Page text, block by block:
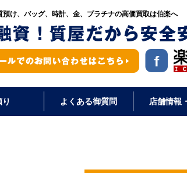
預け、バッグ、時計、金、プラチナの高価買取は伯楽へ
よくある御質問 店舗情報